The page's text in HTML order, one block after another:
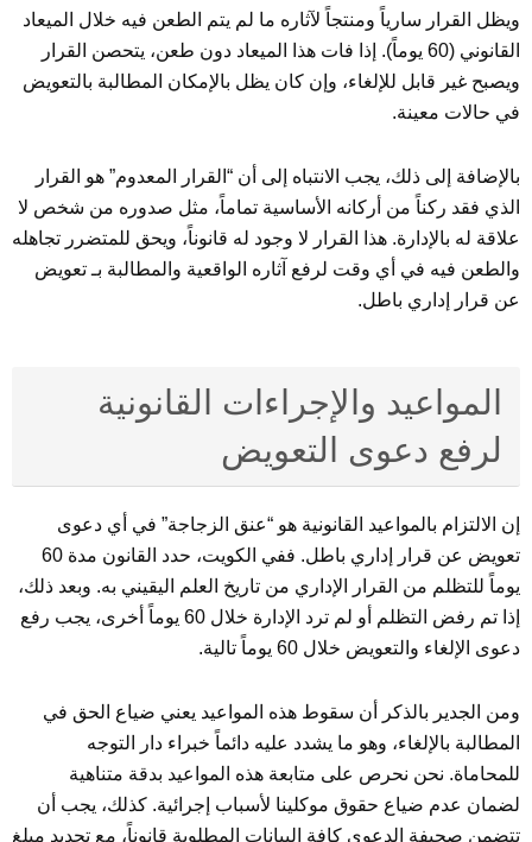
ويظل القرار سارياً ومنتجاً لآثاره ما لم يتم الطعن فيه خلال الميعاد
القانوني (60 يوماً). إذا فات هذا الميعاد دون طعن، يتحصن القرار
ويصبح غير قابل للإلغاء، وإن كان يظل بالإمكان المطالبة بالتعويض
في حالات معينة.
بالإضافة إلى ذلك، يجب الانتباه إلى أن “القرار المعدوم” هو القرار
الذي فقد ركناً من أركانه الأساسية تماماً، مثل صدوره من شخص لا
علاقة له بالإدارة. هذا القرار لا وجود له قانوناً، ويحق للمتضرر تجاهله
والطعن فيه في أي وقت لرفع آثاره الواقعية والمطالبة بـ تعويض
عن قرار إداري باطل.
المواعيد والإجراءات القانونية
لرفع دعوى التعويض
إن الالتزام بالمواعيد القانونية هو “عنق الزجاجة” في أي دعوى
تعويض عن قرار إداري باطل. ففي الكويت، حدد القانون مدة 60
يوماً للتظلم من القرار الإداري من تاريخ العلم اليقيني به. وبعد ذلك،
إذا تم رفض التظلم أو لم ترد الإدارة خلال 60 يوماً أخرى، يجب رفع
دعوى الإلغاء والتعويض خلال 60 يوماً تالية.
ومن الجدير بالذكر أن سقوط هذه المواعيد يعني ضياع الحق في
المطالبة بالإلغاء، وهو ما يشدد عليه دائماً خبراء دار التوجه
للمحاماة. نحن نحرص على متابعة هذه المواعيد بدقة متناهية
لضمان عدم ضياع حقوق موكلينا لأسباب إجرائية. كذلك، يجب أن
تتضمن صحيفة الدعوى كافة البيانات المطلوبة قانوناً، مع تحديد مبلغ